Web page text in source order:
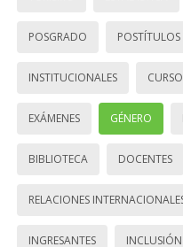
POSGRADO POSTÍTULOS
INSTITUCIONALES
EXÁMENES GÉNERO
BIBLIOTECA DOCENTES
RELACIONES
INGRESANTES INCLUSIÓN